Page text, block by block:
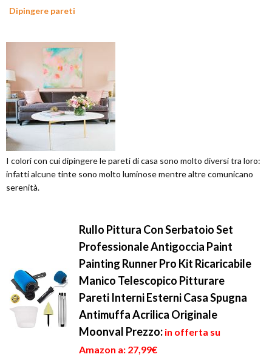
Dipingere pareti
I colori con cui dipingere le pareti di casa sono molto diversi tra loro:
infatti alcune tinte sono molto luminose mentre altre comunicano
serenità.
Rullo Pittura Con Serbatoio Set
Professionale Antigoccia Paint
Painting Runner Pro Kit Ricaricabile
Manico Telescopico Pitturare
Pareti Interni Esterni Casa Spugna
Antimuffa Acrilica Originale
Moonval Prezzo: in offerta su
Amazon a: 27,99€